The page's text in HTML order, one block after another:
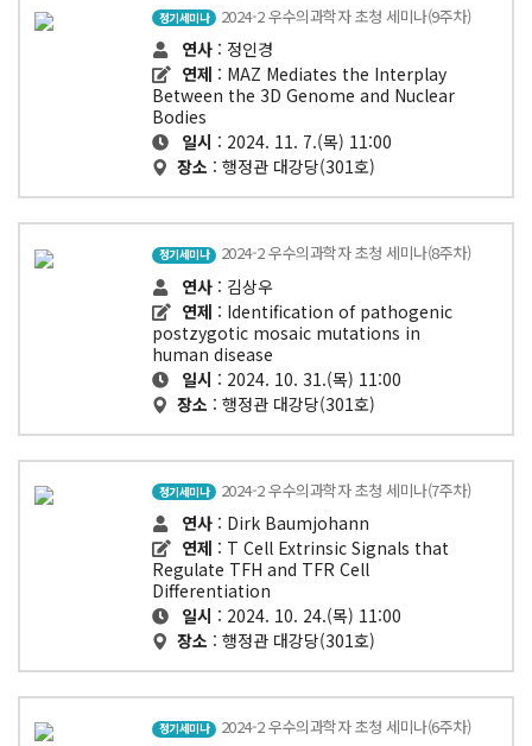
정기세미나 2024-2 우수의과학자 초청 세미나(9주차)
연사 : 정인경
연제 : MAZ Mediates the Interplay
Between the 3D Genome and Nuclear
Bodies
일시 : 2024. 11. 7.(목) 11:00
장소 : 행정관 대강당(301호)
정기세미나 2024-2 우수의과학자 초청 세미나(8주차)
연사 : 김상우
연제 : Identification of pathogenic
postzygotic mosaic mutations in
human disease
일시 : 2024. 10. 31.(목) 11:00
장소 : 행정관 대강당(301호)
정기세미나 2024-2 우수의과학자 초청 세미나(7주차)
연사 : Dirk Baumjohann
연제 : T Cell Extrinsic Signals that
Regulate TFH and TFR Cell
Differentiation
일시 : 2024. 10. 24.(목) 11:00
장소 : 행정관 대강당(301호)
정기세미나 2024-2 우수의과학자 초청 세미나(6주차)